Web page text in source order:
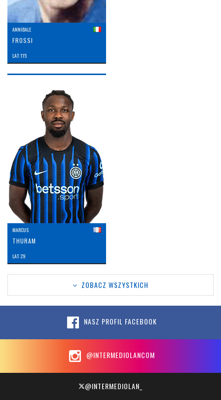
ANNIBALE
FROSSI
LAT: 115
MARCUS
THURAM
LAT: 29
ZOBACZ WSZYSTKICH
NASZ PROFIL FACEBOOK
@INTERMEDIOLANCOM
@INTERMEDIOLAN_